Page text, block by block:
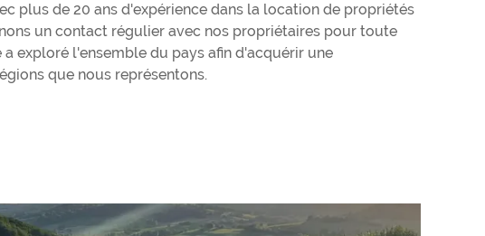
plus de 20 ans d'expérience dans la location de propriétés
un contact régulier avec nos propriétaires pour toute
exploré l'ensemble du pays afin d'acquérir une
que nous représentons.